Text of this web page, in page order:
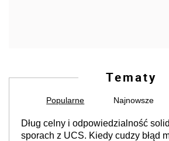
Tematy
Popularne Najnowsze
Dług celny i odpowiedzialność
sporach z UCS. Kiedy cudzy błąd